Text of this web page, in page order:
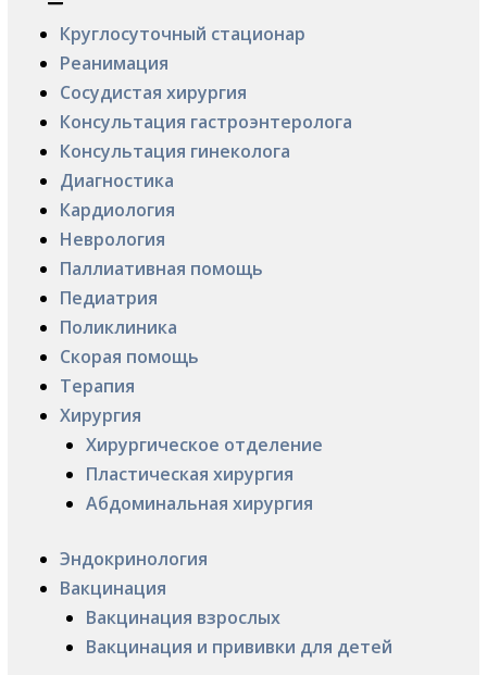
Круглосуточный стационар
Реанимация
Сосудистая хирургия
Консультация гастроэнтеролога
Консультация гинеколога
Диагностика
Кардиология
Неврология
Паллиативная помощь
Педиатрия
Поликлиника
Скорая помощь
Терапия
Хирургия
Хирургическое отделение
Пластическая хирургия
Абдоминальная хирургия
Эндокринология
Вакцинация
Вакцинация взрослых
Вакцинация и прививки для детей